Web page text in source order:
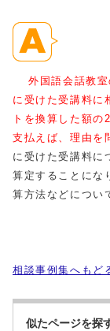
外国語会話教
に受けた受講料に
トを換算した額
支払えば、理由を
に受けた受講料に
算定することにな
算方法などについ
相談事例集へもど
似たページを探